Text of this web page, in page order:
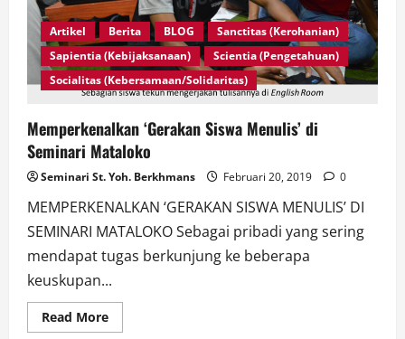
Artikel Berita BLOG
Sanctitas (Kerohanian)
Sapientia (Kebijaksanaan)
Scientia (Pengetahuan)
Socialitas (Kebersamaan/Solidaritas)
Memperkenalkan ‘Gerakan Siswa Menulis’ di
Seminari Mataloko
Seminari St. Yoh. Berkhmans Februari 20, 2019 0
MEMPERKENALKAN ‘GERAKAN SISWA MENULIS’ DI
SEMINARI MATALOKO Sebagai pribadi yang sering
mendapat tugas berkunjung ke beberapa
keuskupan...
Read MoreRead
more